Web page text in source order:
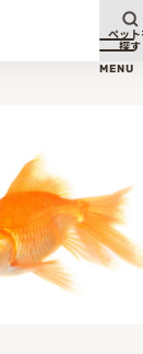
メ
MENU
ペッ
探す